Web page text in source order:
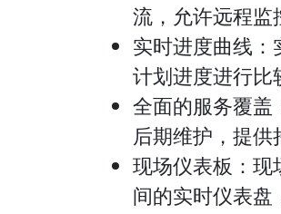
流，允许远程监
实时进度曲线
计划进度进行比
全面的服务覆
后期维护，提供
现场仪表板：现
间的实时仪表